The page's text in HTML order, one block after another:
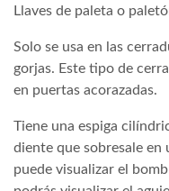
Llaves de paleta o
Solo se usa en las
gorjas. Este tipo de
en puertas acorazadas.
Tiene una espiga
diente que sobresale en
puede visualizar el